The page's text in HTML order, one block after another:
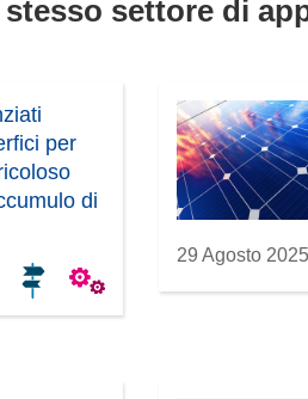
settore di
per
di
29 Agosto 2025